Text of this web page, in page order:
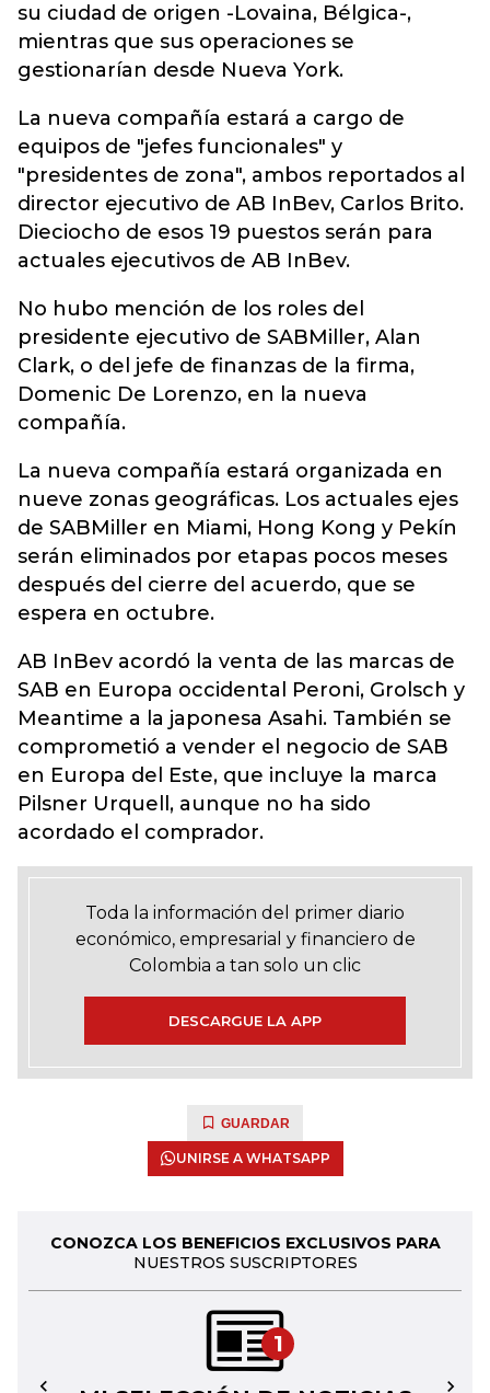
su ciudad de origen -Lovaina, Bélgica-,
mientras que sus operaciones se
gestionarían desde Nueva York.
La nueva compañía estará a cargo de
equipos de "jefes funcionales" y
"presidentes de zona", ambos reportados al
director ejecutivo de AB InBev, Carlos Brito.
Dieciocho de esos 19 puestos serán para
actuales ejecutivos de AB InBev.
No hubo mención de los roles del
presidente ejecutivo de SABMiller, Alan
Clark, o del jefe de finanzas de la firma,
Domenic De Lorenzo, en la nueva
compañía.
La nueva compañía estará organizada en
nueve zonas geográficas. Los actuales ejes
de SABMiller en Miami, Hong Kong y Pekín
serán eliminados por etapas pocos meses
después del cierre del acuerdo, que se
espera en octubre.
AB InBev acordó la venta de las marcas de
SAB en Europa occidental Peroni, Grolsch y
Meantime a la japonesa Asahi. También se
comprometió a vender el negocio de SAB
en Europa del Este, que incluye la marca
Pilsner Urquell, aunque no ha sido
acordado el comprador.
Toda la información del primer diario
económico, empresarial y financiero de
Colombia a tan solo un clic
DESCARGUE LA APP
GUARDAR
UNIRSE A WHATSAPP
CONOZCA LOS BENEFICIOS EXCLUSIVOS PARA
NUESTROS SUSCRIPTORES
1